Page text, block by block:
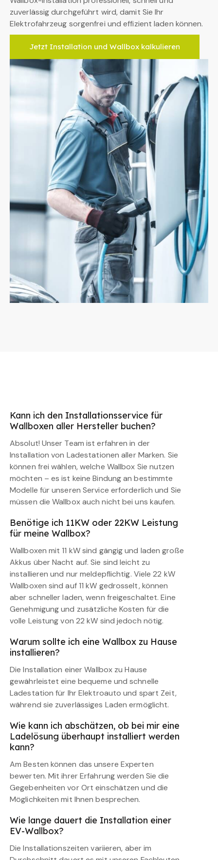
zuverlässig durchgeführt wird, damit Sie Ihr
Elektrofahrzeug sorgenfrei und effizient laden können.
Jetzt Installation und Wallbox kalkulieren
Kann ich den Installationsservice für
Wallboxen aller Hersteller buchen?
Absolut! Unser Team ist erfahren in der
Installation von Ladestationen aller Marken. Sie
können frei wählen, welche Wallbox Sie nutzen
möchten – es ist keine Bindung an bestimmte
Modelle für unseren Service erforderlich und Sie
müssen die Wallbox auch nicht bei uns kaufen.
Benötige ich 11KW oder 22KW Leistung
für meine Wallbox?
Wallboxen mit 11 kW sind gängig und laden große
Akkus über Nacht auf. Sie sind leicht zu
installieren und nur meldepflichtig. Viele 22 kW
Wallboxen sind auf 11 kW gedrosselt, können
aber schneller laden, wenn freigeschaltet. Eine
Genehmigung und zusätzliche Kosten für die
volle Leistung von 22 kW sind jedoch nötig.
Warum sollte ich eine Wallbox zu Hause
installieren?
Die Installation einer Wallbox zu Hause
gewährleistet eine bequeme und schnelle
Ladestation für Ihr Elektroauto und spart Zeit,
während sie zuverlässiges Laden ermöglicht.
Wie kann ich abschätzen, ob bei mir eine
Ladelösung überhaupt installiert werden
kann?
Am Besten können das unsere Experten
bewerten. Mit ihrer Erfahrung werden Sie die
Gegebenheiten vor Ort einschätzen und die
Möglichkeiten mit Ihnen besprechen.
Wie lange dauert die Installation einer
EV-Wallbox?
Die Installationszeiten variieren, aber im